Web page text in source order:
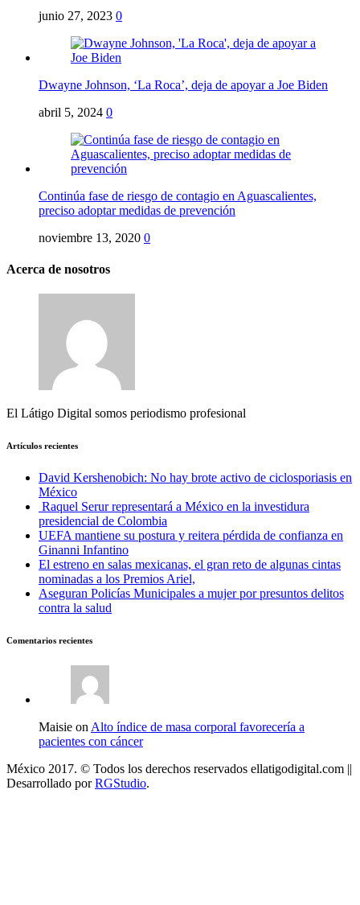
junio 27, 2023 0
Dwayne Johnson, ‘La Roca’, deja de apoyar a Joe Biden
abril 5, 2024 0
Continúa fase de riesgo de contagio en Aguascalientes,
preciso adoptar medidas de prevención
noviembre 13, 2020 0
Acerca de nosotros
El Látigo Digital somos periodismo profesional
Artículos recientes
David Kershenobich: No hay brote activo de ciclosporiasis en
México
Raquel Serur representará a México en la investidura
presidencial de Colombia
UEFA mantiene su postura y reitera pérdida de confianza en
Ginanni Infantino
El estreno en salas mexicanas, el gran reto de algunas cintas
nominadas a los Premios Ariel,
Aseguran Policías Municipales a mujer por presuntos delitos
contra la salud
Comentarios recientes
Maisie on Alto índice de masa corporal favorecería a
pacientes con cáncer
México 2017. © Todos los derechos reservados ellatigodigital.com ||
Desarrollado porRGStudio.